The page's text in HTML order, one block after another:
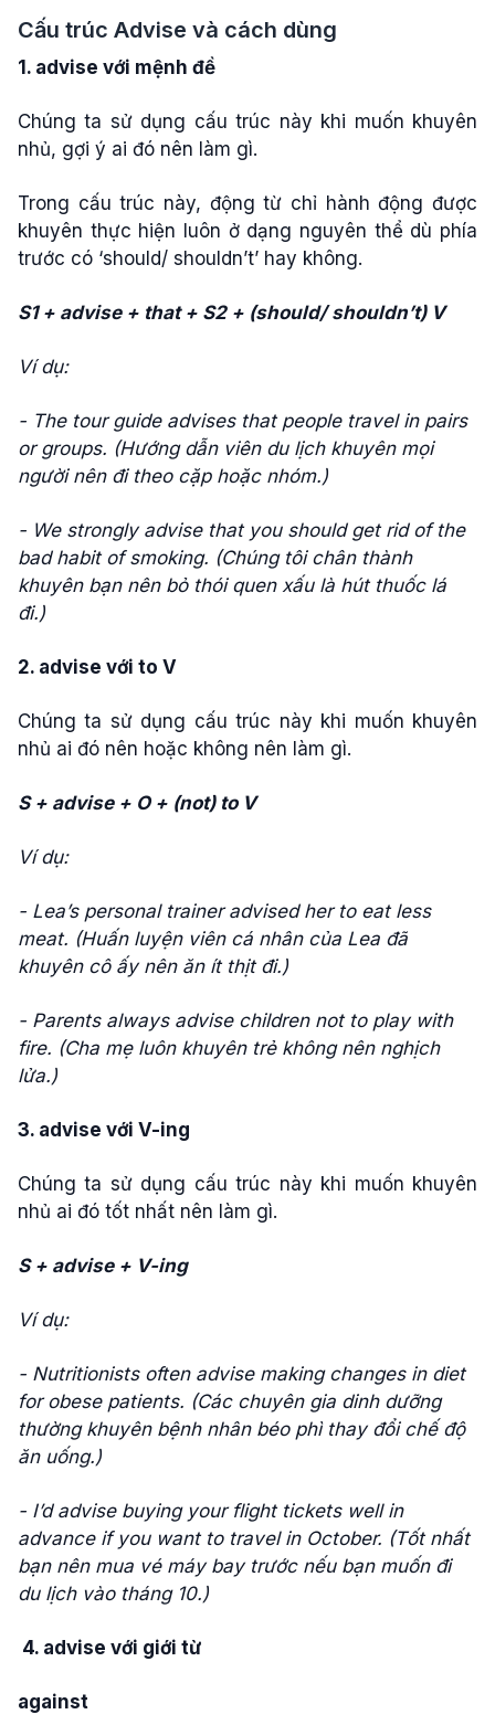
Cấu trúc Advise và cách dùng
1. advise với mệnh đề
Chúng ta sử dụng cấu trúc này khi muốn khuyên
nhủ, gợi ý ai đó nên làm gì.
Trong cấu trúc này, động từ chỉ hành động được
khuyên thực hiện luôn ở dạng nguyên thể dù phía
trước có ‘should/ shouldn’t’ hay không.
S1 + advise + that + S2 + (should/ shouldn’t) V
Ví dụ:
- The tour guide advises that people travel in pairs
or groups. (Hướng dẫn viên du lịch khuyên mọi
người nên đi theo cặp hoặc nhóm.)
- We strongly advise that you should get rid of the
bad habit of smoking. (Chúng tôi chân thành
khuyên bạn nên bỏ thói quen xấu là hút thuốc lá
đi.)
2. advise với to V
Chúng ta sử dụng cấu trúc này khi muốn khuyên
nhủ ai đó nên hoặc không nên làm gì.
S + advise + O + (not) to V
Ví dụ:
- Lea’s personal trainer advised her to eat less
meat. (Huấn luyện viên cá nhân của Lea đã
khuyên cô ấy nên ăn ít thịt đi.)
- Parents always advise children not to play with
fire. (Cha mẹ luôn khuyên trẻ không nên nghịch
lửa.)
3. advise với V-ing
Chúng ta sử dụng cấu trúc này khi muốn khuyên
nhủ ai đó tốt nhất nên làm gì.
S + advise + V-ing
Ví dụ:
- Nutritionists often advise making changes in diet
for obese patients. (Các chuyên gia dinh dưỡng
thường khuyên bệnh nhân béo phì thay đổi chế độ
ăn uống.)
- I’d advise buying your flight tickets well in
advance if you want to travel in October. (Tốt nhất
bạn nên mua vé máy bay trước nếu bạn muốn đi
du lịch vào tháng 10.)
4. advise với giới từ
against